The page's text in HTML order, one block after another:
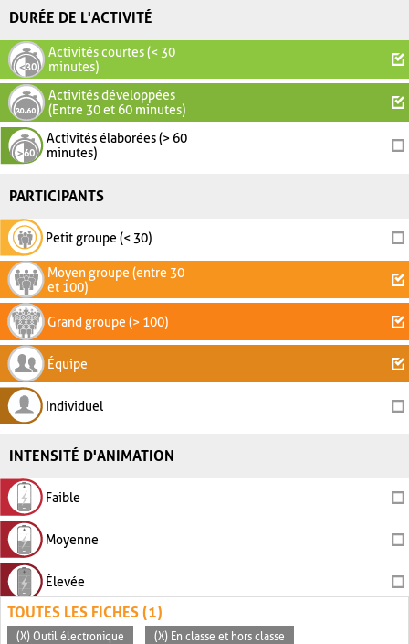
DURÉE DE L'ACTIVITÉ
Activités courtes (< 30
minutes)
Activités développées
(Entre 30 et 60 minutes)
Activités élaborées (> 60
minutes)
PARTICIPANTS
Petit groupe (< 30)
Moyen groupe (entre 30
et 100)
Grand groupe (> 100)
Équipe
Individuel
INTENSITÉ D'ANIMATION
Faible
Moyenne
Élevée
TOUTES LES FICHES (1)
(X) Outil électronique (X) En classe et hors classe